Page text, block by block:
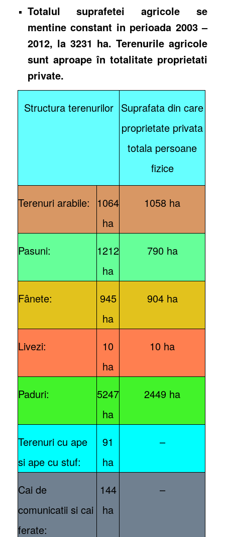
Totalul suprafetei agricole se
mentine constant in perioada 2003 –
2012, la 3231 ha. Terenurile agricole
sunt aproape în totalitate proprietati
private.
Structura terenurilor Suprafata din care
proprietate privata
totala persoane
fizice
Terenuri arabile:
1064
ha
1058 ha
Pasuni:
1212
ha
790 ha
Fânete:
945
ha
904 ha
Livezi:
10
ha
10 ha
Paduri:
5247
ha
2449 ha
Terenuri cu ape
si ape cu stuf:
91
ha
–
Cai de
comunicatii si cai
ferate:
144
ha
–